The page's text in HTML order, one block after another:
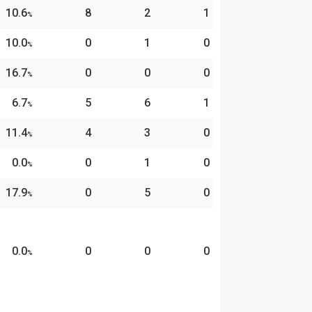
10.6% 8 2 1
10.0% 0 1 0
16.7% 0 0 0
6.7% 5 6 1
11.4% 4 3 0
0.0% 0 1 0
17.9% 0 5 0
0.0% 0 0 0